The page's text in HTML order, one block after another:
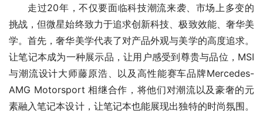
走过20年，不仅要面临科技潮流来袭、市场上多变的
挑战，但微星始终致力于追求创新科技、极致效能、奢华美
学。首先，奢华美学代表了对产品外观与美学的高度追求。
让笔记本成为一种展示品，让用户感受到尊贵与品位，MSI
与潮流设计大师藤原浩、以及高性能赛车品牌Mercedes-
AMG Motorsport 相继合作，将他们对潮流以及豪奢的元
素融入笔记本设计，让笔记本也能展现出独特的时尚氛围。